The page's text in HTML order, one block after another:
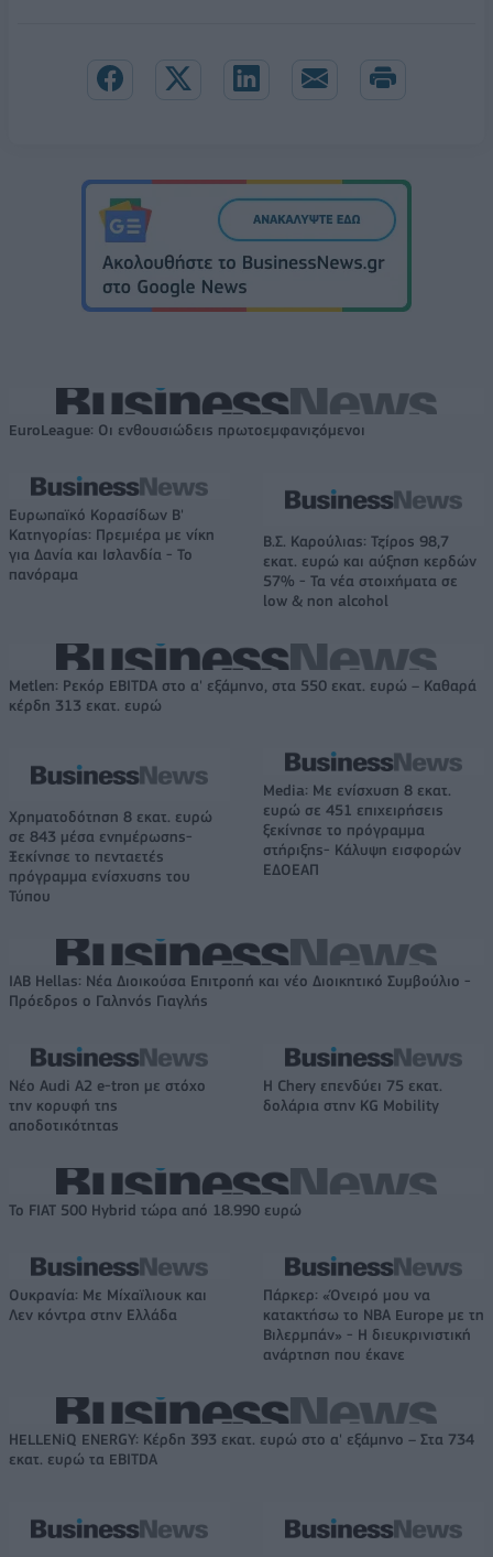
EuroLeague: Οι ενθουσιώδεις πρωτοεμφανιζόμενοι
Ευρωπαϊκό Κορασίδων Β'
Κατηγορίας: Πρεμιέρα με νίκη
για Δανία και Ισλανδία - Το
πανόραμα
Β.Σ. Καρούλιας: Τζίρος 98,7
εκατ. ευρώ και αύξηση κερδών
57% - Τα νέα στοιχήματα σε
low & non alcohol
Metlen: Ρεκόρ EBITDA στο α' εξάμηνο, στα 550 εκατ. ευρώ – Καθαρά
κέρδη 313 εκατ. ευρώ
Χρηματοδότηση 8 εκατ. ευρώ
σε 843 μέσα ενημέρωσης-
Ξεκίνησε το πενταετές
πρόγραμμα ενίσχυσης του
Τύπου
Media: Με ενίσχυση 8 εκατ.
ευρώ σε 451 επιχειρήσεις
ξεκίνησε το πρόγραμμα
στήριξης- Κάλυψη εισφορών
ΕΔΟΕΑΠ
IAB Hellas: Νέα Διοικούσα Επιτροπή και νέο Διοικητικό Συμβούλιο -
Πρόεδρος ο Γαληνός Γιαγλής
Νέο Audi A2 e-tron με στόχο
την κορυφή της
αποδοτικότητας
Η Chery επενδύει 75 εκατ.
δολάρια στην KG Mobility
Το FIAT 500 Hybrid τώρα από 18.990 ευρώ
Ουκρανία: Με Μίχαϊλιουκ και
Λεν κόντρα στην Ελλάδα
Πάρκερ: «Όνειρό μου να
κατακτήσω το ΝΒΑ Europe με τη
Βιλερμπάν» - Η διευκρινιστική
ανάρτηση που έκανε
HELLENiQ ENERGY: Κέρδη 393 εκατ. ευρώ στο α' εξάμηνο – Στα 734
εκατ. ευρώ τα EBITDA